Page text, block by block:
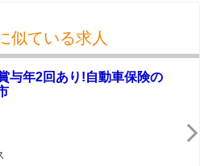
似ている求人
与年2回あり!自動車保険の